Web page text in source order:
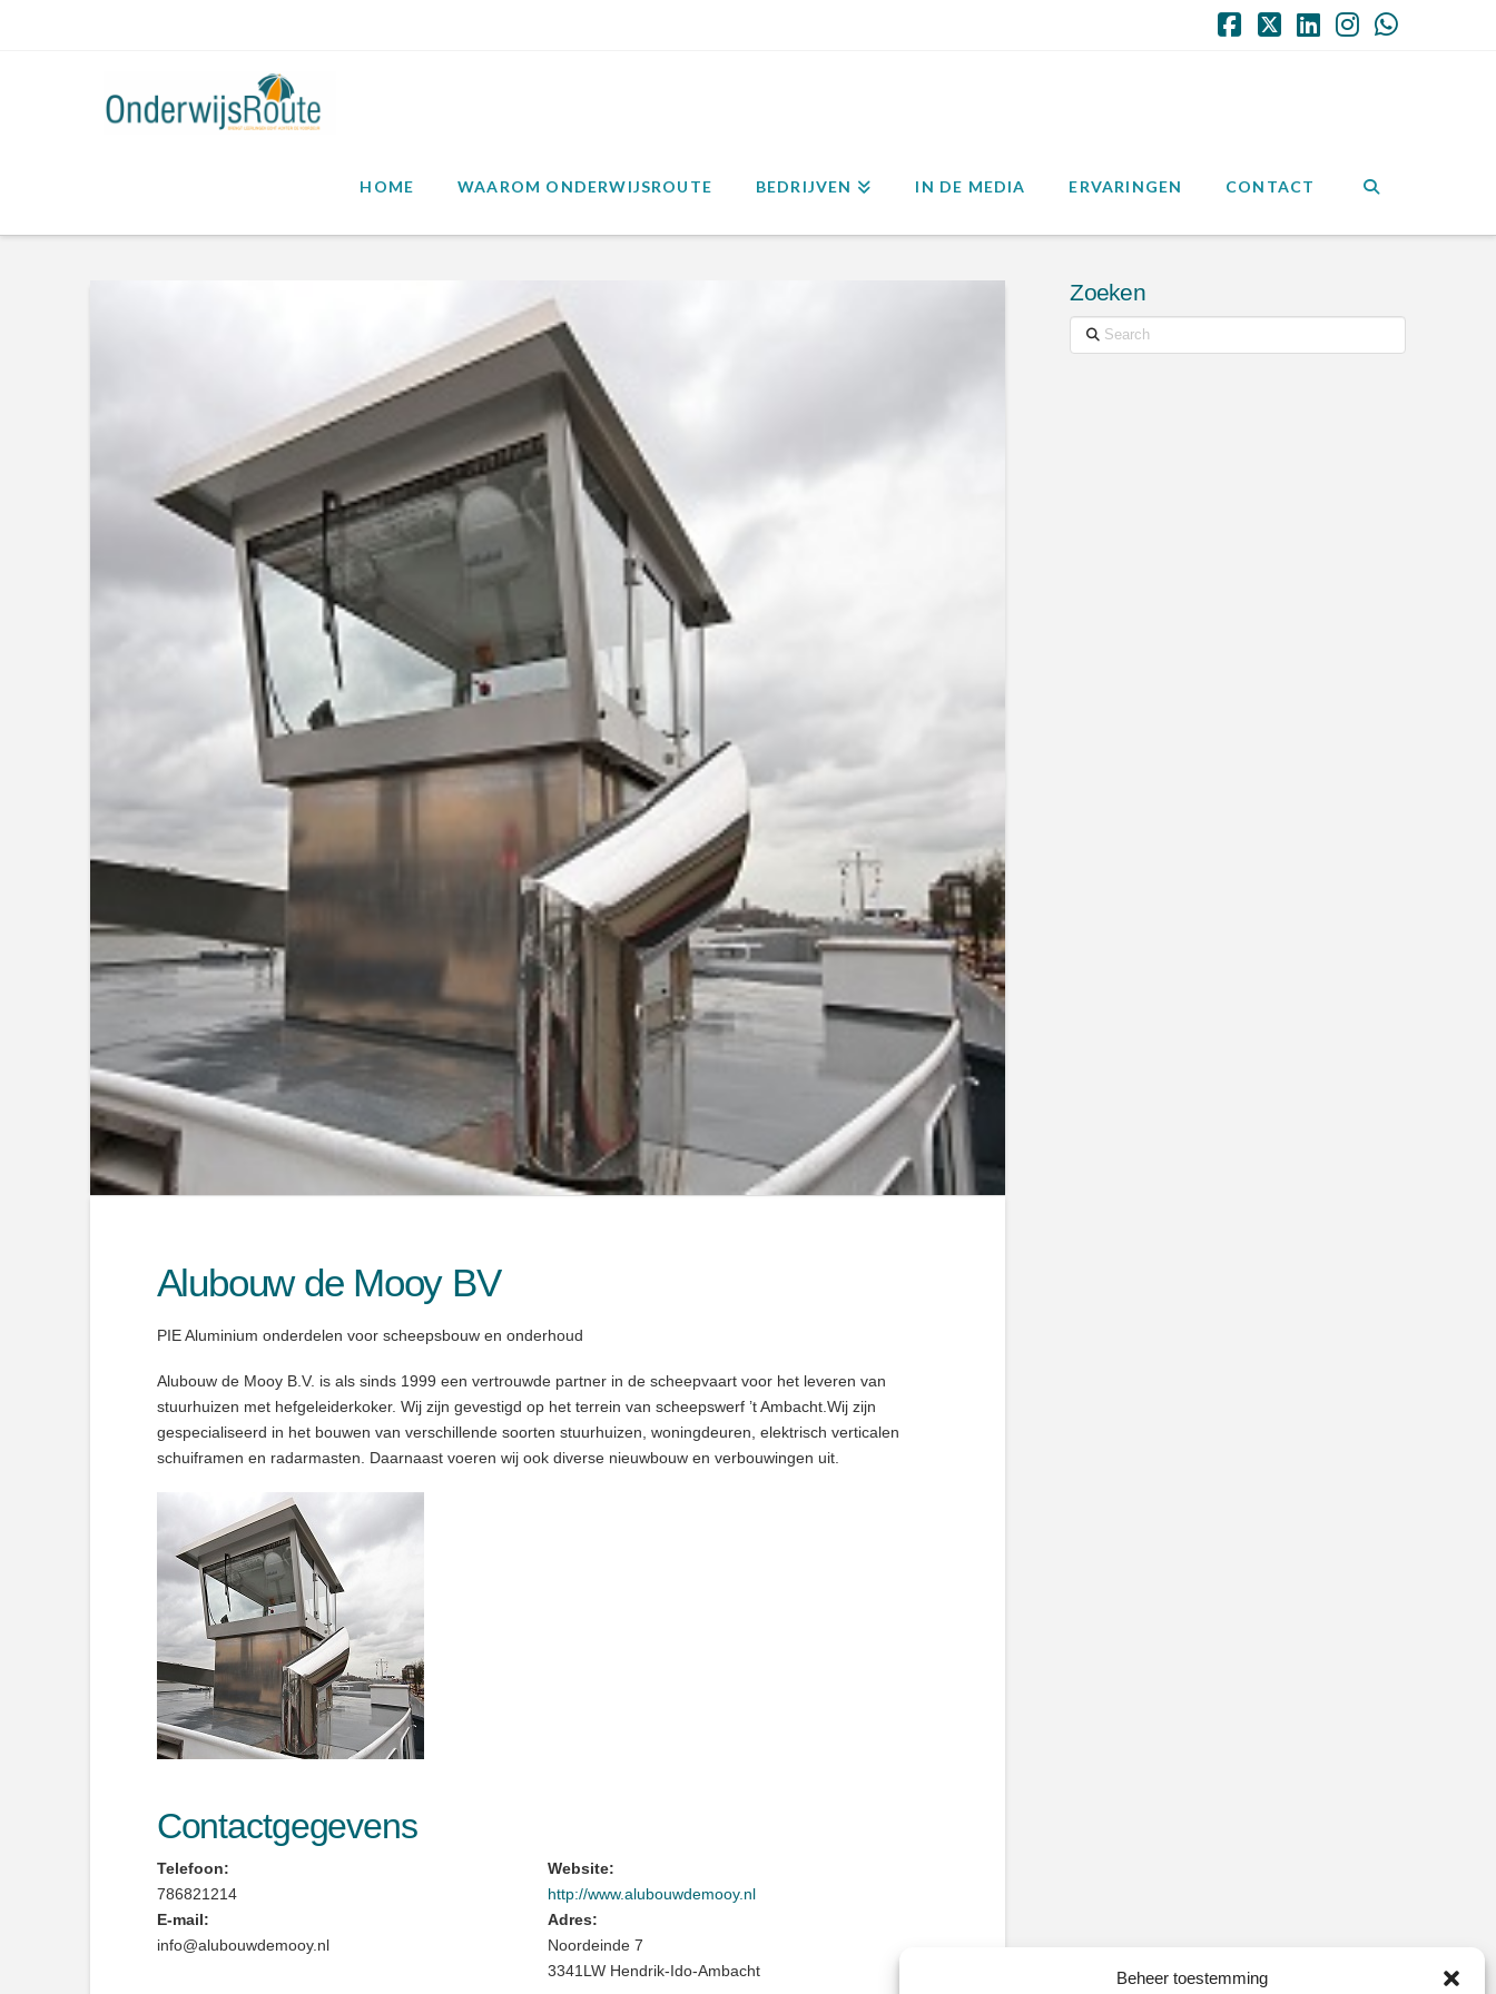
Beheer toestemming
HOME WAAROM ONDERWIJSROUTE BEDRIJVEN IN DE MEDIA ERVARINGEN CONTACT
Alubouw de Mooy BV
PIE Aluminium onderdelen voor scheepsbouw en onderhoud
Alubouw de Mooy B.V. is als sinds 1999 een vertrouwde partner in de scheepvaart voor het leveren van
stuurhuizen met hefgeleiderkoker. Wij zijn gevestigd op het terrein van scheepswerf ’t Ambacht.Wij zijn
gespecialiseerd in het bouwen van verschillende soorten stuurhuizen, woningdeuren, elektrisch verticalen
schuiframen en radarmasten. Daarnaast voeren wij ook diverse nieuwbouw en verbouwingen uit.
Contactgegevens
Telefoon:
786821214
E-mail:
info@alubouwdemooy.nl
Website:
http://www.alubouwdemooy.nl
Adres:
Noordeinde 7
3341LW Hendrik-Ido-Ambacht
Zoeken
Search